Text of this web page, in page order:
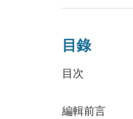
目錄
目次
編輯前言